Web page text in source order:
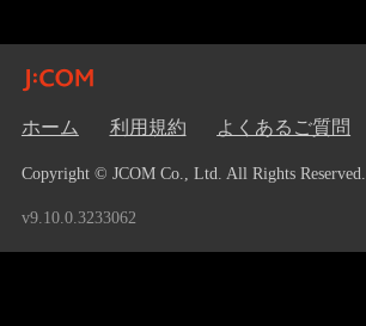
ホーム 利用規約 よくあるご質問
Copyright © JCOM Co., Ltd. All Rights Reserved.
v9.10.0.3233062